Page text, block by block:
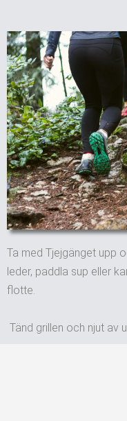
Ta med Tjejgänget upp
leder, paddla sup eller
flotte.
Tänd grillen och njut av